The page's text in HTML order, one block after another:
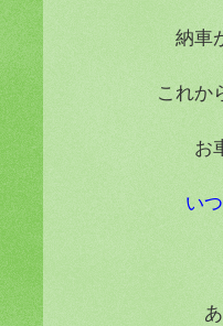
納車
これか
お
い